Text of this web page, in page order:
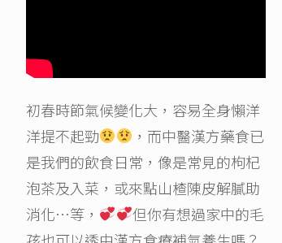
初春時節氣候變化大，容易全身懶洋
洋提不起勁
，而中醫漢方藥食已
是我們的飲食日常，像是常見的枸杞
泡茶及入菜，或來點山楂陳皮解膩助
消化…等，
但你有想過家中的毛